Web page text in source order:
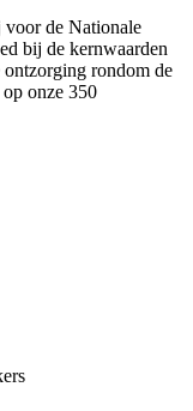
de Nationale
bij de kernwaarden
rondom de
onze 350